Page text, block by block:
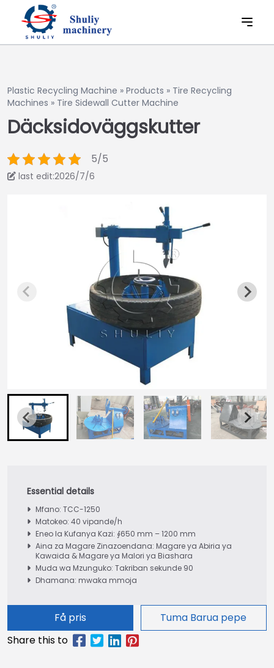
Plastic Recycling Machine » Products » Tire Recycling
Machines » Tire Sidewall Cutter Machine
Däcksidoväggskutter
5/5
last edit:2026/7/6
Mfano: TCC-1250
Matokeo: 40 vipande/h
Eneo la Kufanya Kazi: ∮650 mm – 1200 mm
Aina za Magare Zinazoendana: Magare ya Abiria ya
Kawaida & Magare ya Malori ya Biashara
Muda wa Mzunguko: Takriban sekunde 90
Dhamana: mwaka mmoja
Få pris Tuma Barua pepe